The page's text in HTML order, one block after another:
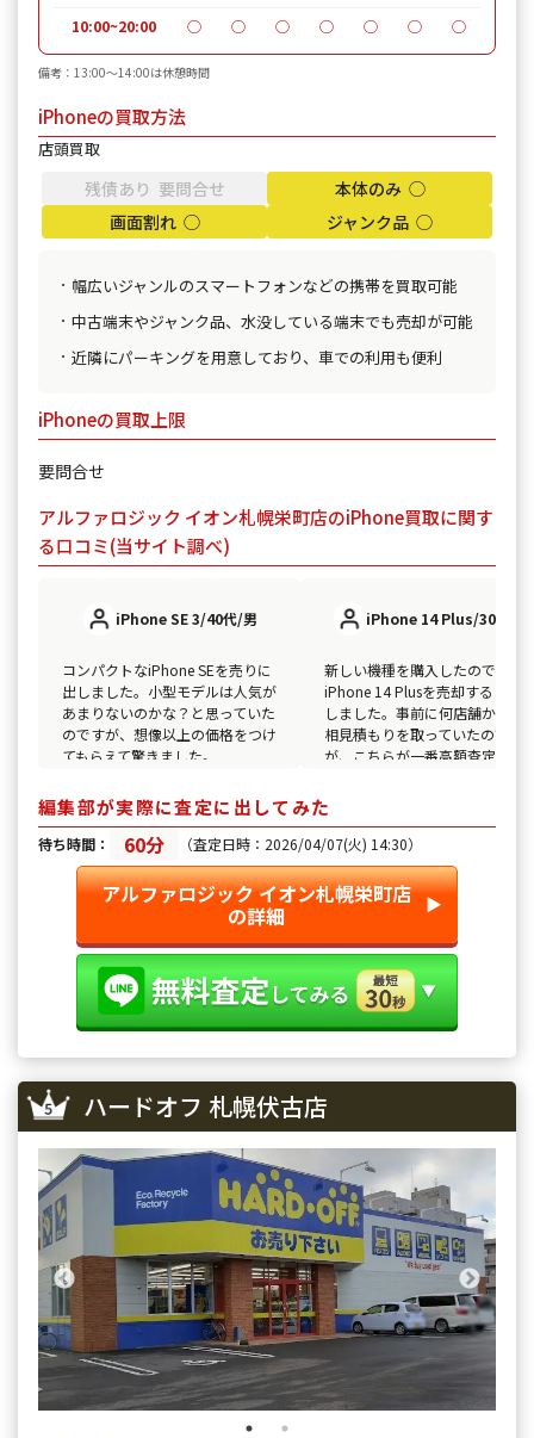
10:00~20:00 ◯ ◯ ◯ ◯ ◯ ◯ ◯
備考：13:00～14:00は休憩時間
iPhoneの買取方法
店頭買取
残債あり 要問合せ
本体のみ ◯
画面割れ ◯
ジャンク品 ◯
幅広いジャンルのスマートフォンなどの携帯を買取可能
中古端末やジャンク品、水没している端末でも売却が可能
近隣にパーキングを用意しており、車での利用も便利
iPhoneの買取上限
要問合せ
アルファロジック イオン札幌栄町店のiPhone買取に関す
る口コミ(当サイト調べ)
iPhone SE 3/40代/男
コンパクトなiPhone SEを売りに
出しました。小型モデルは人気が
あまりないのかな？と思っていた
のですが、想像以上の価格をつけ
てもらえて驚きました。
iPhone 14 Plus/30代/女
新しい機種を購入したので、
iPhone 14 Plusを売却すること
しました。事前に何店舗か回っ
相見積もりを取っていたのです
が、こちらが一番高額査定をし
編集部が実際に査定に出してみた
待ち時間： 60分 （査定日時：2026/04/07(火) 14:30）
アルファロジック イオン札幌栄町店
の詳細 ▶︎
ハードオフ 札幌伏古店